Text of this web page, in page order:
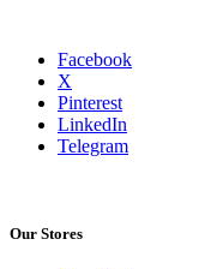
Facebook
X
Pinterest
LinkedIn
Telegram
Our Stores